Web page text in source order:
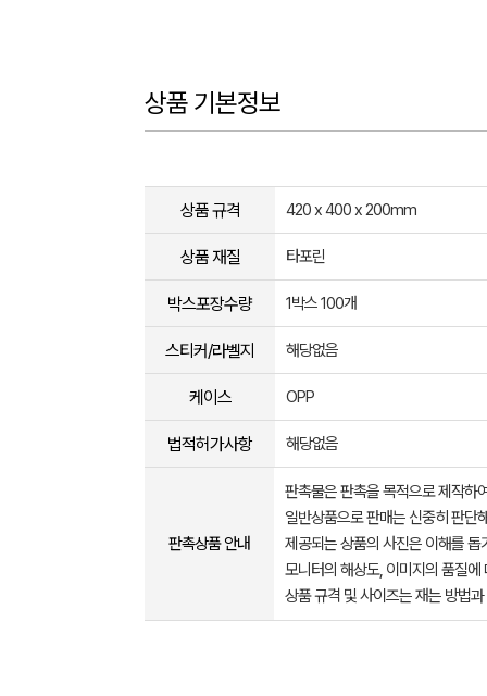
상품 기본정보
상품 규격 420 x 400 x 200mm
상품 재질 타포린
박스포장수량 1박스 100개
스티커/라벨지 해당없음
케이스 OPP
법적허가사항 해당없음
판촉상품 안내
판촉물은 판촉을 목적으로 제작하
일반상품으로 판매는 신중히 판단
제공되는 상품의 사진은 이해를
모니터의 해상도, 이미지의 품질
상품 규격 및 사이즈는 재는 방법